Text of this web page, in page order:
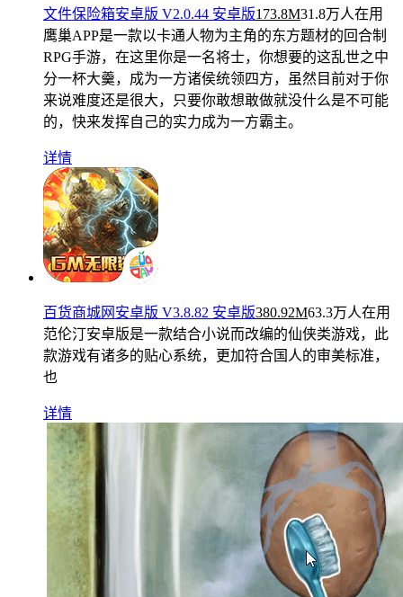
文件保险箱安卓版 V2.0.44 安卓版173.8M31.8万人在用
鹰巢APP是一款以卡通人物为主角的东方题材的回合制
RPG手游，在这里你是一名将士，你想要的这乱世之中
分一杯大羹，成为一方诸侯统领四方，虽然目前对于你
来说难度还是很大，只要你敢想敢做就没什么是不可能
的，快来发挥自己的实力成为一方霸主。
详情
百货商城网安卓版 V3.8.82 安卓版380.92M63.3万人在用
范伦汀安卓版是一款结合小说而改编的仙侠类游戏，此
款游戏有诸多的贴心系统，更加符合国人的审美标准，
也
详情